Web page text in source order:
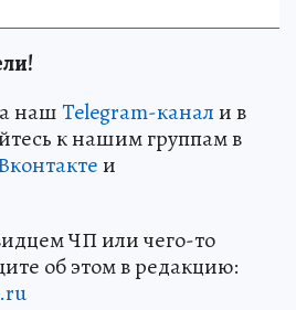
нашTelegram-канали в
к нашим группам в
и
ЧП или чего-то
об этом в редакцию: